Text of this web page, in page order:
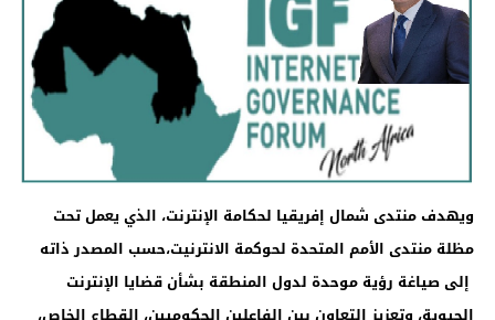
ويهدف منتدى شمال إفريقيا لحكامة الإنترنت، الذي يعمل تحت
مظلة منتدى الأمم المتحدة لحوكمة الانترنيت،حسب المصدر ذاته
إلى صياغة رؤية موحدة لدول المنطقة بشأن قضايا الإنترنت